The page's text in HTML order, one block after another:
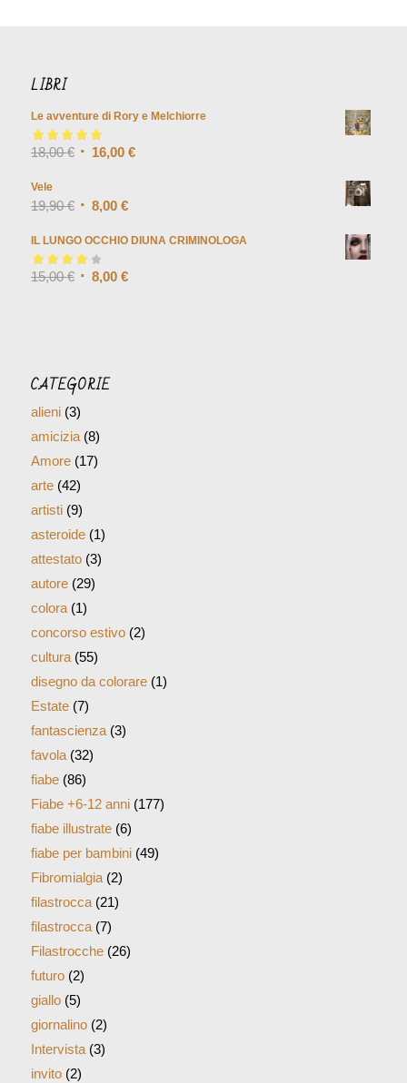
LIBRI
Le avventure di Rory e Melchiorre
Valutato5.00
su
18,00€ 16,00 €
Vele
19,90€ 8,00 €
IL LUNGO OCCHIO DIUNA CRIMINOLOGA
Valutato4.00
15,00€ 8,00 €
CATEGORIE
alieni(3)
amicizia(8)
Amore(17)
arte(42)
artisti(9)
asteroide(1)
attestato(3)
autore(29)
colora(1)
concorso estivo(2)
cultura(55)
disegno da colorare(1)
Estate(7)
fantascienza(3)
favola(32)
fiabe(86)
Fiabe +6-12 anni(177)
fiabe illustrate(6)
fiabe per bambini(49)
Fibromialgia(2)
filastrocca(21)
filastrocca(7)
Filastrocche(26)
futuro(2)
giallo(5)
giornalino(2)
Intervista(3)
invito(2)